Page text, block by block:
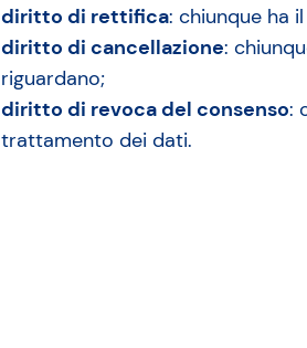
diritto di rettifica: chiunque ha
diritto di cancellazione:
riguardano;
diritto di revoca del consenso:
trattamento dei dati.